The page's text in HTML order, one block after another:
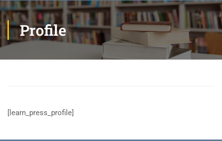
Profile
[learn_press_profile]